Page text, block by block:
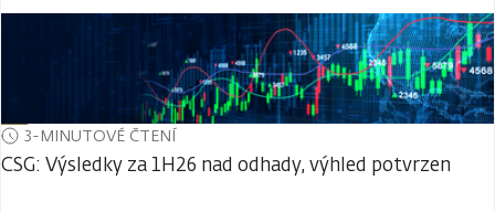
3-MINUTOVÉ ČTENÍ
CSG: Výsledky za 1H26 nad odhady, výhled potvrzen